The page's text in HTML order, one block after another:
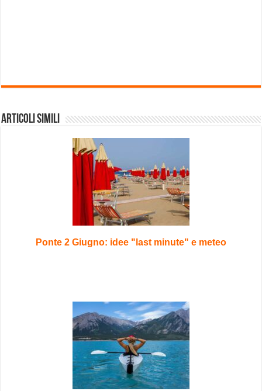
Articoli Simili
Ponte 2 Giugno: idee "last minute" e meteo